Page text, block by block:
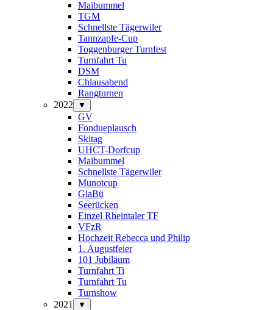
Maibummel
TGM
Schnellste Tägerwiler
Tannzapfe-Cup
Toggenburger Turnfest
Turnfahrt Tu
DSM
Chlausabend
Rangturnen
2022
▼
GV
Fondueplausch
Skitag
UHCT-Dorfcup
Maibummel
Schnellste Tägerwiler
Munotcup
GlaBü
Seerücken
Einzel Rheintaler TF
VFzR
Hochzeit Rebecca und Philip
1. Augustfeier
101 Jubiläum
Turnfahrt Ti
Turnfahrt Tu
Turnshow
2021
▼